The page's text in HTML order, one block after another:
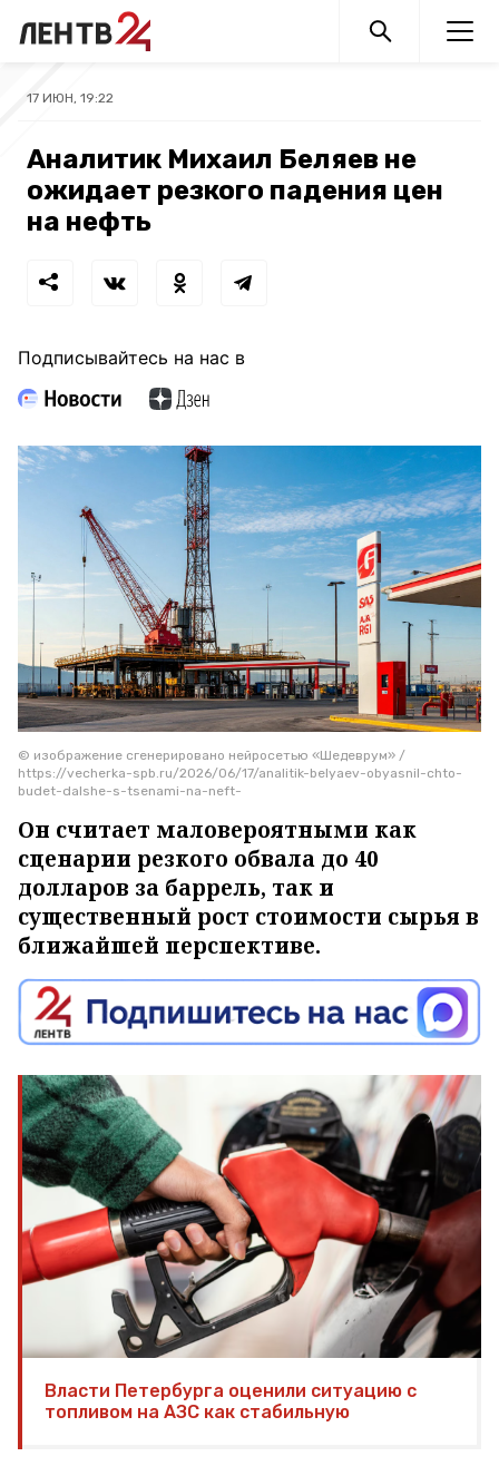
17 ИЮН, 19:22
Аналитик Михаил Беляев не
ожидает резкого падения цен
на нефть
Подписывайтесь на нас в
© изображение сгенерировано нейросетью «Шедеврум» /
https://vecherka-spb.ru/2026/06/17/analitik-belyaev-obyasnil-chto-
budet-dalshe-s-tsenami-na-neft-
Он считает маловероятными как
сценарии резкого обвала до 40
долларов за баррель, так и
существенный рост стоимости сырья в
ближайшей перспективе.
Власти Петербурга оценили ситуацию с
топливом на АЗС как стабильную